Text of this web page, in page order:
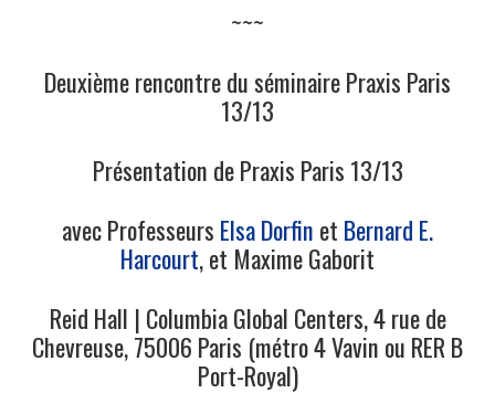
~~~
Deuxième rencontre du séminaire Praxis Paris
13/13
Présentation de Praxis Paris 13/13
avec Professeurs Elsa Dorfin et Bernard E.
Harcourt, et Maxime Gaborit
Reid Hall | Columbia Global Centers, 4 rue de
Chevreuse, 75006 Paris (métro 4 Vavin ou RER B
Port-Royal)